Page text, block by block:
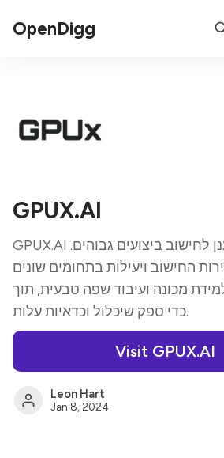
OpenDigg
GPUX.AI
GPUX.AI היא פלטפורמת ענן לחישוב ביצועים גבוהים.
החישוב ויעילות בתחומים שונים
מכונה ועיבוד שפה טבעית, תוך
כדי ספק שיכלול וכדאיות עלות.
Visit GPUX.AI
Leon Hart
Jan 8, 2024